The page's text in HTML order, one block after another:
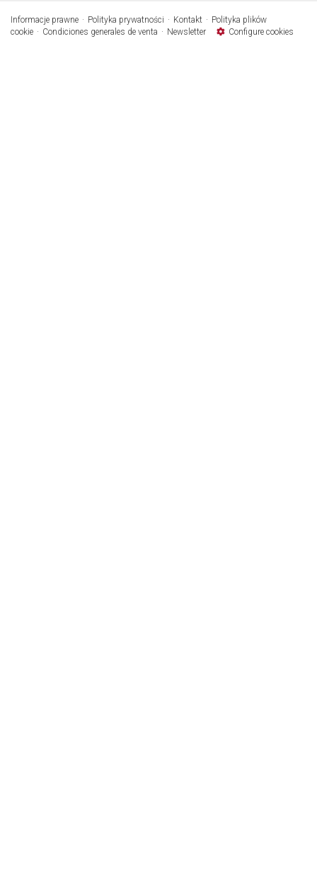
Informacje prawne Polityka prywatności Kontakt
Polityka plików
cookie
Condiciones generales de venta Newsletter Configure cookies